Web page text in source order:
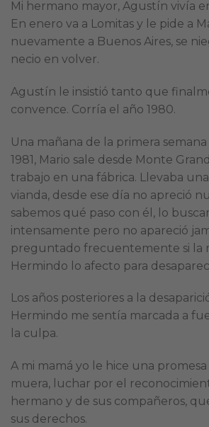
Mi hermano mayor, Agustín vivía
En enero va a Lomitas y le pide a
nuevamente a Buenos Aires, se
necio en volver.
Agustín le insistió tanto que
convence. Corría el año 1980.
Una mañana de la primera
1981, Mario sale desde Monte
trabajo en una fábrica. Llevaba
vianda, desde ese día no apreció
sabemos qué paso con él, lo
intensamente pero no apareció
preguntado frecuentemente si la
Hermindo lo afecto para
Los años posteriores a la
Hermindo me sentía marcada a
la culpa.
A mi mamá yo le hice una
muera, luchar por el
hermano y de sus compañeros,
sus derechos.